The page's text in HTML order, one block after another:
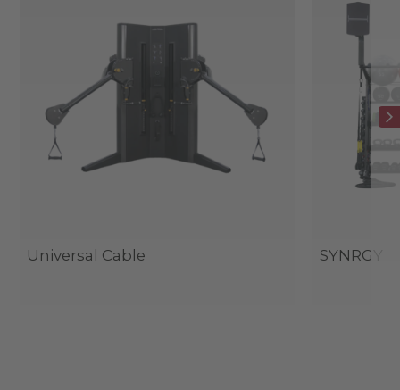
Universal Cable SYNRGY